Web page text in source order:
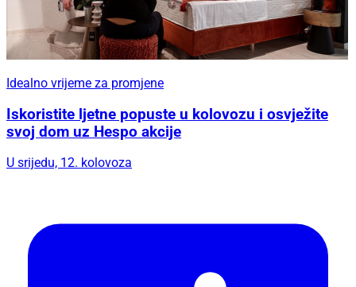
Idealno vrijeme za promjene
Iskoristite ljetne popuste u kolovozu i osvježite
svoj dom uz Hespo akcije
U srijedu, 12. kolovoza